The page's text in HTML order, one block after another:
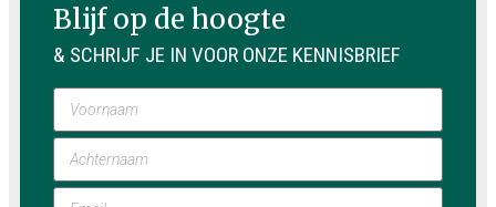
Blijf op de hoogte
& SCHRIJF JE IN VOOR ONZE KENNISBRIEF